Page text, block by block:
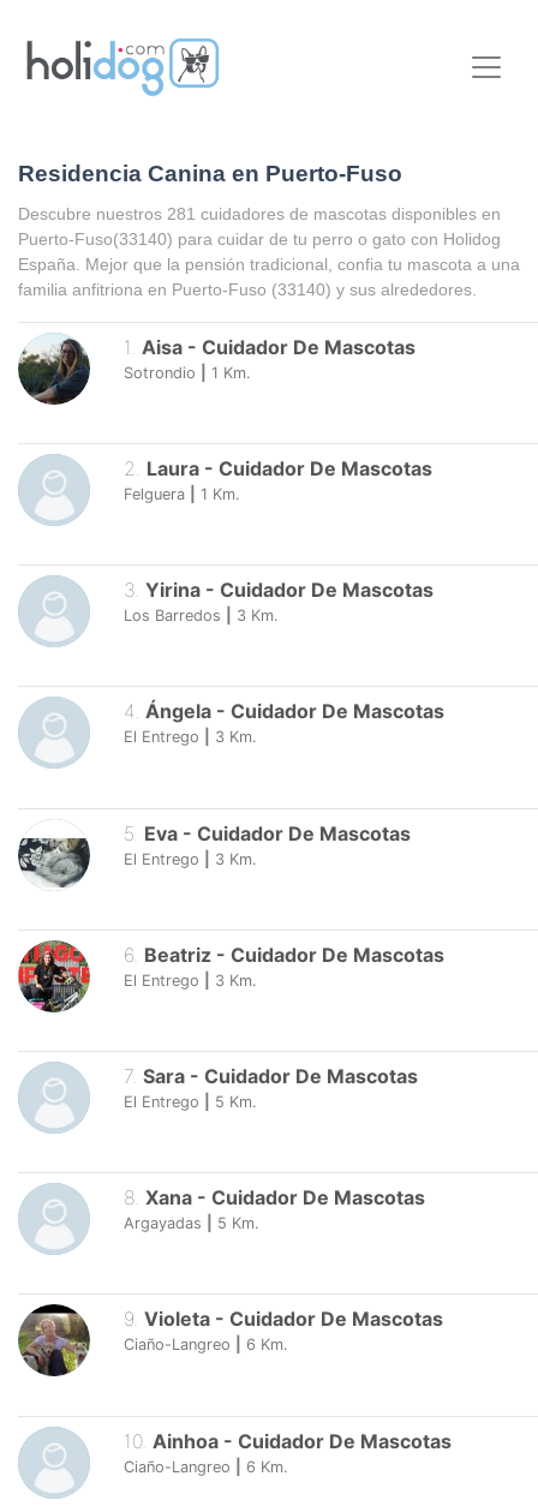
Residencia Canina en Puerto-Fuso
Descubre nuestros 281 cuidadores de mascotas disponibles en
Puerto-Fuso(33140) para cuidar de tu perro o gato con Holidog
España. Mejor que la pensión tradicional, confia tu mascota a una
familia anfitriona en Puerto-Fuso (33140) y sus alrededores.
1 Aisa - Cuidador De Mascotas
Sotrondio 1 Km.
2. Laura - Cuidador De Mascotas
Felguera 1 Km.
3. Yirina - Cuidador De Mascotas
Los Barredos 3 Km.
4. Ángela - Cuidador De Mascotas
El Entrego 3 Km.
5 Eva - Cuidador De Mascotas
El Entrego 3 Km.
6 Beatriz - Cuidador De Mascotas
El Entrego 3 Km.
7. Sara - Cuidador De Mascotas
El Entrego 5 Km.
8. Xana - Cuidador De Mascotas
Argayadas 5 Km.
9. Violeta - Cuidador De Mascotas
Ciaño-Langreo 6 Km.
10. Ainhoa - Cuidador De Mascotas
Ciaño-Langreo 6 Km.